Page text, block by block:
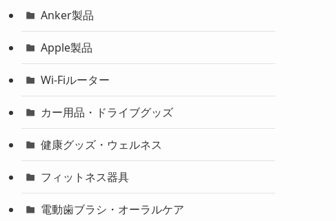
Anker製品
Apple製品
Wi-Fiルーター
カー用品・ドライブグッズ
健康グッズ・ウェルネス
フィットネス器具
電動歯ブラシ・オーラルケア